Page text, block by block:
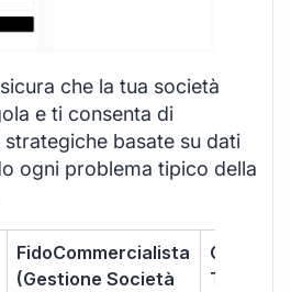
che la tua società
e ti consenta di
basate su dati
ogni problema tipico della
FidoCommercialista
(Gestione Società